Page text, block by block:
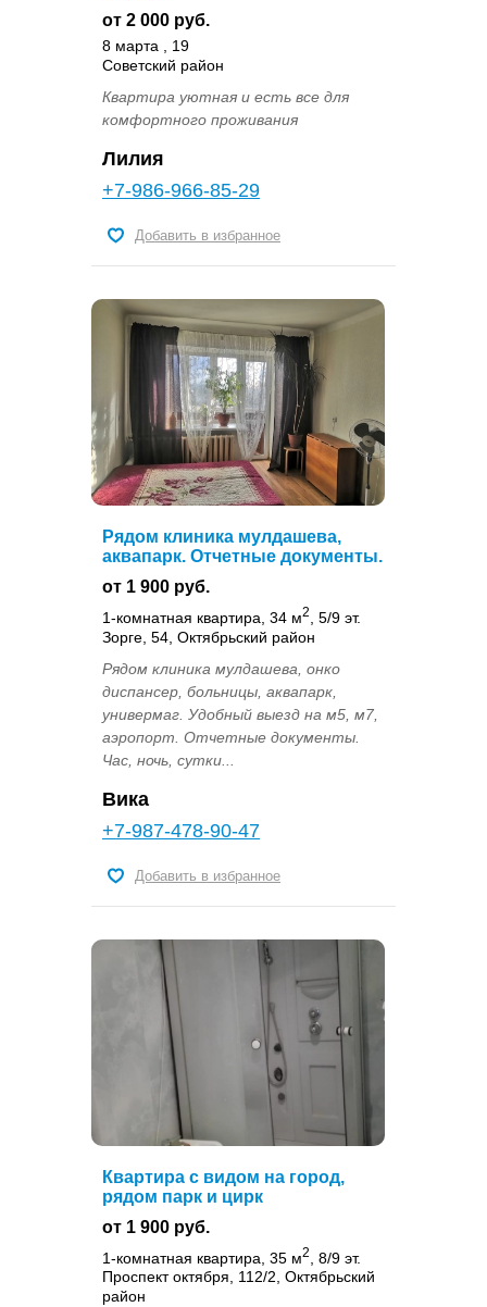
от 2 000 руб.
8 марта , 19
Советский район
Квартира уютная и есть все для
комфортного проживания
Лилия
+7-986-966-85-29
Добавить в избранное
Рядом клиника мулдашева,
аквапарк. Отчетные документы.
от 1 900 руб.
1-комнатная квартира, 34 м2
, 5/9 эт.
Зорге, 54, Октябрьский район
Рядом клиника мулдашева, онко
диспансер, больницы, аквапарк,
универмаг. Удобный выезд на м5, м7,
аэропорт. Отчетные документы.
Час, ночь, сутки...
Вика
+7-987-478-90-47
Добавить в избранное
Квартира с видом на город,
рядом парк и цирк
от 1 900 руб.
1-комнатная квартира, 35 м2
, 8/9 эт.
Проспект октября, 112/2, Октябрьский
район